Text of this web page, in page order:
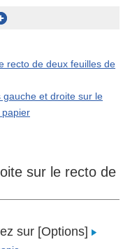
recto de deux feuilles de
et droite sur le
papier
sur le recto de
sur [Options]